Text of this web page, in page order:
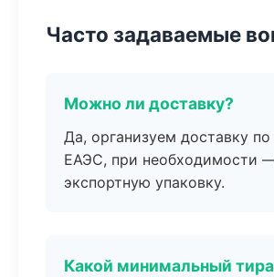
Часто задаваемые
Можно ли доставку?
Да, организуем доставку
ЕАЭС, при необходимости
экспортную упаковку.
Какой минимальный